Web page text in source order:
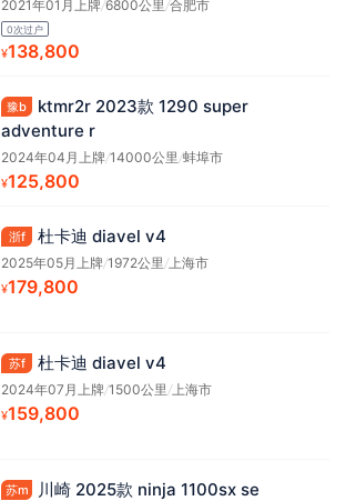
2021年01月上牌/6800公里 /合肥市
0次过户
¥138,800
豫b
ktmr2r 2023款 1290 super
adventure r
2024年04月上牌/14000公里 /蚌埠市
¥125,800
浙f 杜卡迪 diavel v4
2025年05月上牌/1972公里 /上海市
¥179,800
苏f 杜卡迪 diavel v4
2024年07月上牌/1500公里 /上海市
¥159,800
苏m 川崎 2025款 ninja 1100sx se